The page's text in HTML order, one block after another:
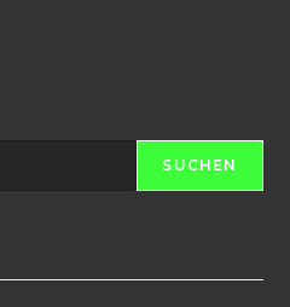
SUCHEN